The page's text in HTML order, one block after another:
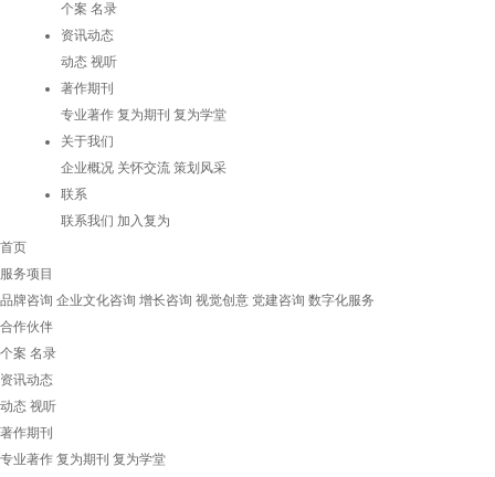
个案 名录
资讯动态
动态 视听
著作期刊
专业著作 复为期刊 复为学堂
关于我们
企业概况 关怀交流 策划风采
联系
联系我们 加入复为
首页
服务项目
品牌咨询 企业文化咨询 增长咨询 视觉创意 党建咨询 数字化服务
合作伙伴
个案 名录
资讯动态
动态 视听
著作期刊
专业著作 复为期刊 复为学堂